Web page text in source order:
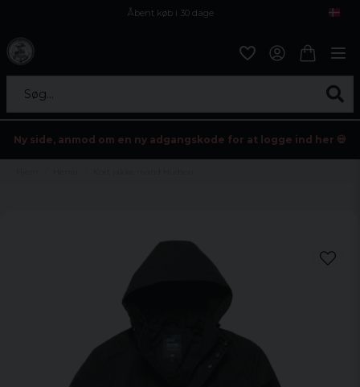
Åbent køb i 30 dage
Søg...
Ny side, anmod om en ny adgangskode for at logge ind her 💀